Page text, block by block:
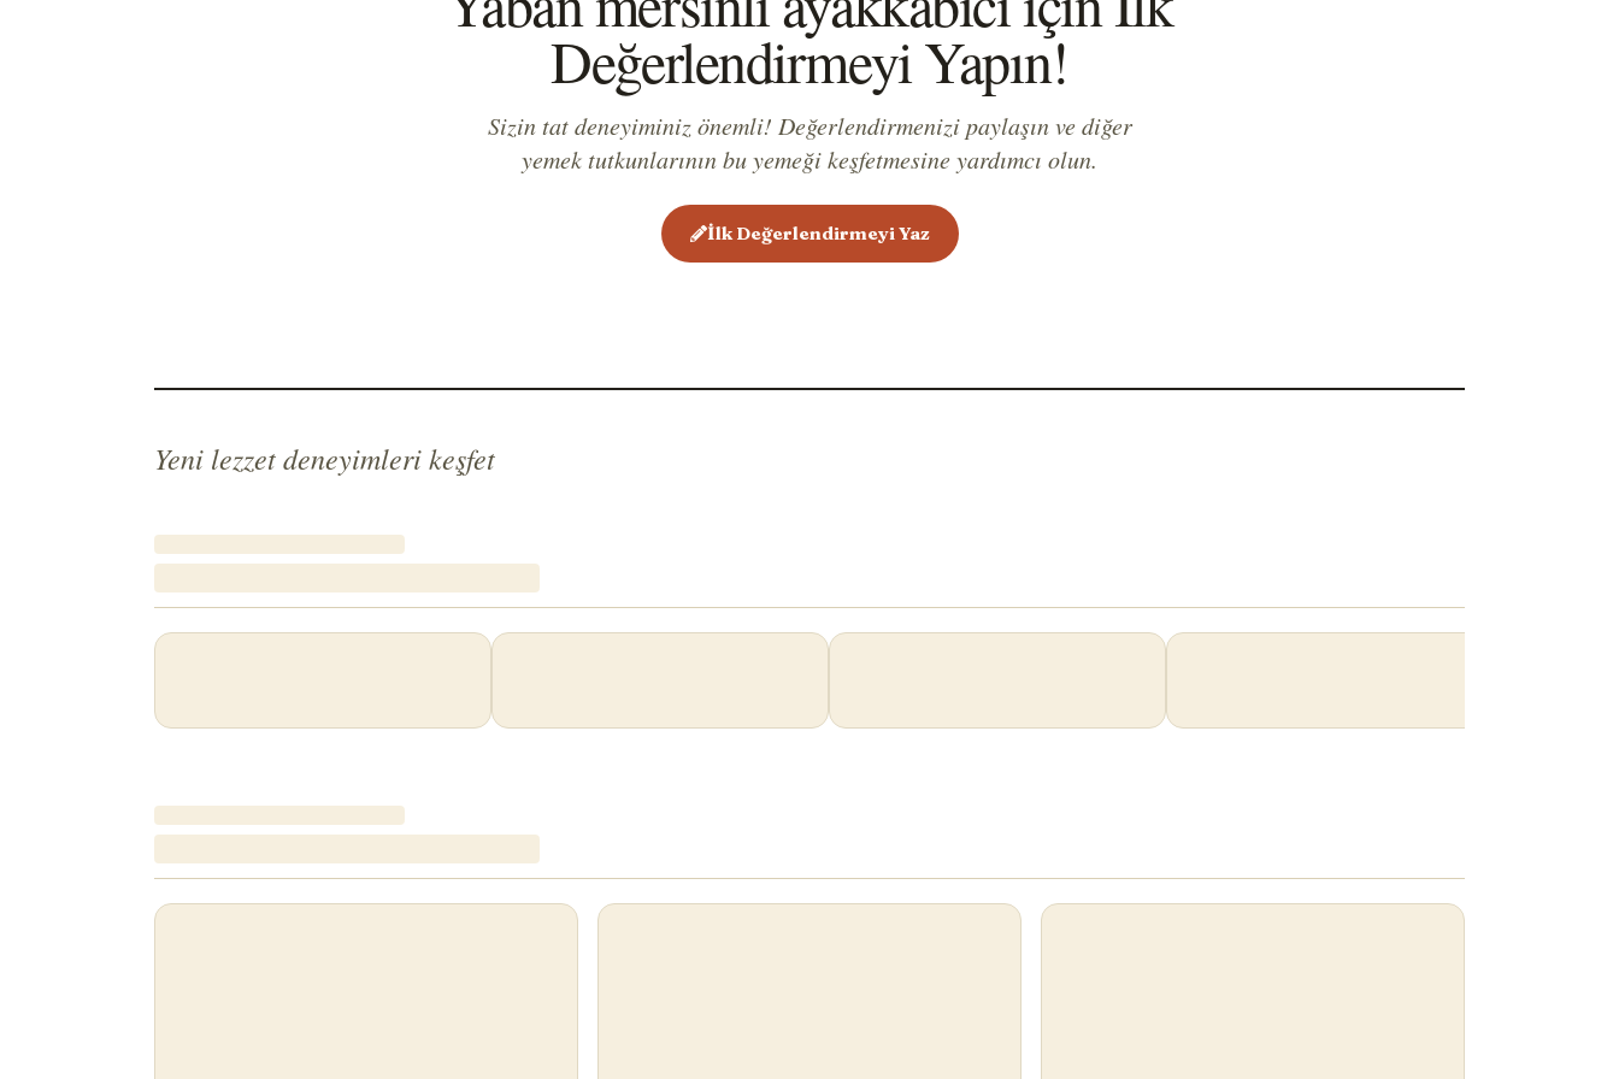
veya çırpılmış krema bulunur. Temmuz, ABD'de
Ulusal Yaban Mersini Ayı ilan edilirken,
Kanadalılar bunu Ağustos ayında kutlar.
Değerlendirmeyi Yapın!
Sizin tat deneyiminiz önemli! Değerlendirmenizi paylaşın ve diğer
yemek tutkunlarının bu yemeği keşfetmesine yardımcı olun.
İlk Değerlendirmeyi Yaz
Yeni lezzet deneyimleri keşfet